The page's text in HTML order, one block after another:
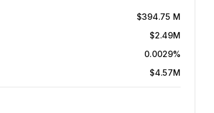
$394.75 M
$2.49M
0.0029%
$4.57M